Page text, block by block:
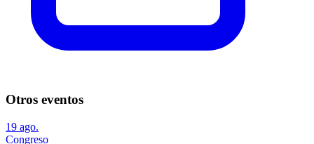
Otros eventos
19 ago.
Congreso